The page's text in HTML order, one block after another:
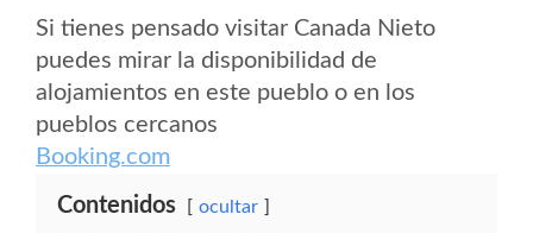
Si tienes pensado visitar Canada Nieto
puedes mirar la disponibilidad de
alojamientos en este pueblo o en los
pueblos cercanos
Booking.com
Contenidos ocultar